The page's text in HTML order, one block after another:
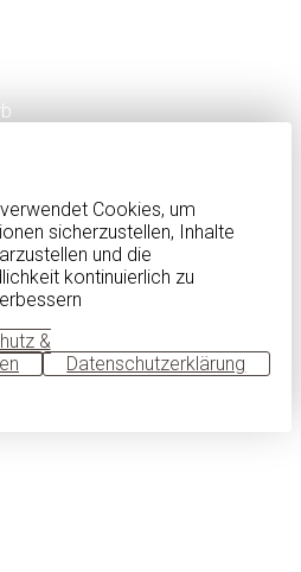
Cookies, um
sicherzustellen, Inhalte
und die
kontinuierlich zu
&
Datenschutzerklärung